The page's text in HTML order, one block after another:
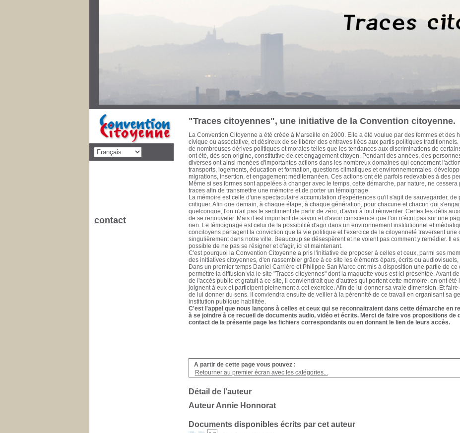
décolonisation et d’une économie mondialisée. Habitat, urbanisme, transports, formation
social, éducation et culture, ont ainsi fait l’objet de réflexions, de propositions et d’actions à l’échelle
dimension politique de ces engagements a été diverse, de nature électorale ou pas. Avant que
disparaître leurs traces, il est apparu urgent d'en collecter la mémoire écrite et audiovisuelle et de la
pencheront sur notre passé récent pour ouvrir de nouvelles pistes à l'action citoyenne. Cette base de
Convention Citoyenne. Sont actuellement proposés au chercheur, historien, politologue, cinéaste,
de la Communauté Urbaine Marseille-Provence-Métropole - Elu de Marseille de 1983 à aujourd’hui
à 1993 Conseiller régional de la Région Provence-Alpes-Côte d’Azur de 1981 à 1986 Secrétaire
1981 Il est également, auteur, essayiste et enseignant
A partir de cette page vous pouvez :
Retourner au premier écran avec les catégories...
Détail de l'auteur
Auteur Annie Honnorat
Documents disponibles écrits par cet auteur
"Traces citoyennes", une initiative de la Convention citoyenne.
La Convention Citoyenne a été créée à Marseille en 2000. Elle a été voulue par des femmes et des
civique ou associative, et désireux de se libérer des entraves liées aux partis politiques
de nombreuses dérives politiques et morales telles que les tendances aux discriminations de
ont été, dès son origine, constitutive de cet engagement citoyen. Pendant des années, des
diverses ont ainsi menées d'importantes actions dans les nombreux domaines qui concernent
transports, logements, éducation et formation, questions climatiques et environnementales,
migrations, insertion, et engagement méditerranéen. Ces actions ont été parfois redevables à des
Même si ses formes sont appelées à changer avec le temps, cette démarche, par nature, ne
traces afin de transmettre une mémoire et de porter un témoignage.
La mémoire est celle d'une spectaculaire accumulation d'expériences qu'il s'agit de sauvegarder, de
critiquer. Afin que demain, à chaque étape, à chaque génération, pour chacune et chacun qui
quelconque, l'on n'ait pas le sentiment de partir de zéro, d'avoir à tout réinventer. Certes les défis
de se renouveler. Mais il est important de savoir et d'avoir conscience que l'on n'écrit pas sur une
rien. Le témoignage est celui de la possibilité d'agir dans un environnement institutionnel et
concitoyens partagent la conviction que la vie politique et l'exercice de la citoyenneté traversent une
singulièrement dans notre ville. Beaucoup se désespèrent et ne voient pas comment y remédier. Il
possible de ne pas se résigner et d'agir, ici et maintenant.
C'est pourquoi la Convention Citoyenne a pris l'initiative de proposer à celles et ceux, parmi ses
des initiatives citoyennes, d'en rassembler grâce à ce site les éléments épars, écrits ou
Dans un premier temps Daniel Carrière et Philippe San Marco ont mis à disposition une partie de
permettre la diffusion via le site "Traces citoyennes" dont la maquette vous est ici présentée. Avant
de l'accès public et gratuit à ce site, il conviendrait que d'autres qui portent cette mémoire, en ont été
joignent à eux et participent pleinement à cet exercice. Afin de lui donner sa vraie dimension. Et
de lui donner du sens. Il conviendra ensuite de veiller à la pérennité de ce travail en organisant sa
institution publique habilitée.
C'est l'appel que nous lançons à celles et ceux qui se reconnaitraient dans cette démarche en
à se joindre à ce recueil de documents audio, vidéo et écrits. Merci de faire vos propositions de
contact de la présente page les fichiers correspondants ou en donnant le lien de leurs accès.